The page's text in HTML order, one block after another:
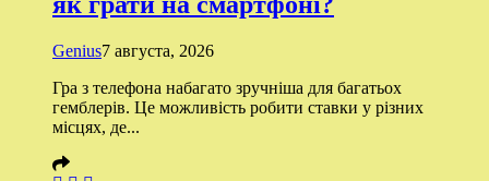
Genius7 августа, 2026
Гра з телефона набагато зручніша для багатьох
гемблерів. Це можливість робити ставки у різних
місцях, де...